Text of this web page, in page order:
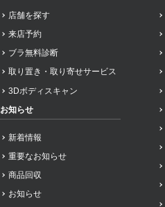
店舗を探す
来店予約
ブラ無料診断
取り置き・取り寄せサービス
3Dボディスキャン
お知らせ
新着情報
重要なお知らせ
商品回収
お知らせ